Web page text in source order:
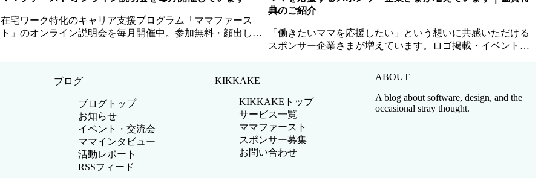
在宅ワーク特化のキャリア支援プログラム「ママファース
ト」のオンライン説明会を毎月開催中。参加無料・顔出し不
典のご紹介
「働きたいママを応援したい」という想いに共感いただける
スポンサー企業さまが増えています。ロゴ掲載・イベント参
ブログ
ブログトップ
お知らせ
イベント・交流会
ママインタビュー
活動レポート
RSSフィード
KIKKAKE
KIKKAKEトップ
サービス一覧
ママファースト
スポンサー募集
お問い合わせ
ABOUT
A blog about software, design, and the
occasional stray thought.